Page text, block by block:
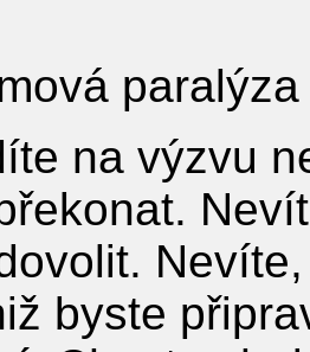
na výzvu
byste